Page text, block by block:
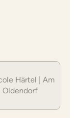
Härtel | Am
Oldendorf